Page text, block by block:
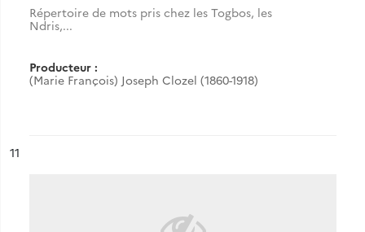
Répertoire de mots pris chez les Togbos, les
Ndris,...
Producteur :
(Marie François) Joseph Clozel (1860-1918)
n°
11